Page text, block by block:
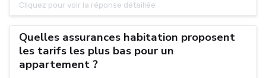
Cliquez pour voir la réponse détaillée
Quelles assurances habitation proposent
les tarifs les plus bas pour un
appartement ?